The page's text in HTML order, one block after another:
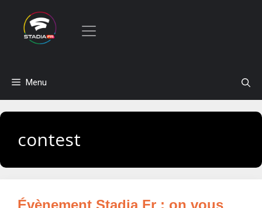
contenu
Menu
contest
Évènement Stadia Fr : on vous